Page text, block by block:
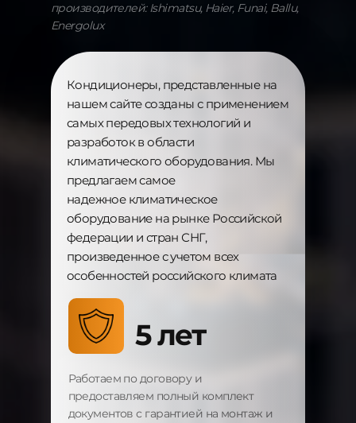
Работаем по договору и
предоставляем полный комплект
документов с гарантией на монтаж и
5 лет
Кондиционеры, представленные на
нашем сайте созданы с применением
самых передовых технологий и
разработок в области
климатического оборудования. Мы
предлагаем самое
надежноеклиматическое
оборудование на рынке Российской
федерации и стран СНГ,
произведенное с учетом всех
особенностей российского климата
производителей: Ishimatsu, Haier, Funai, Ballu,
Energolux